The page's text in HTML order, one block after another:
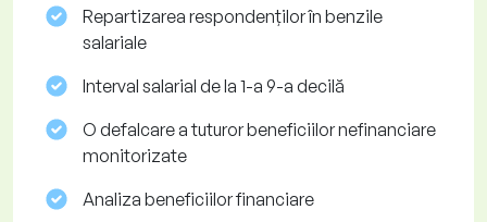
Repartizarea respondenților în benzile
salariale
Interval salarial de la 1-a 9-a decilă
O defalcare a tuturor beneficiilor nefinanciare
monitorizate
Analiza beneficiilor financiare